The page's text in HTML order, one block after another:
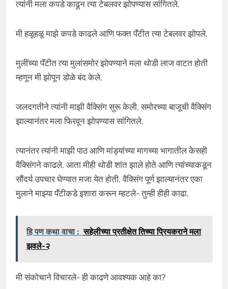
त्यांनी मला कपडे काढून त्या टेबलवर झोपण्यास सांगितले.
मी हळूहळू माझे कपडे काढले आणि फक्त पॅंटीत त्या टेबलवर झोपले.
मुलींच्या पॅंटीत त्या मुलांसमोर झोपण्याने मला थोडी लाज वाटत होती
म्हणून मी झोपून डोळे बंद केले.
जलदगतीने त्यांनी माझी वैक्सिंग सुरू केली. समोरच्या बाजूची वैक्सिंग
झाल्यानंतर मला फिरवून झोपण्यास सांगितले.
त्यानंतर त्यांनी माझी पाठ आणि मांड्यांच्या मागच्या भागातील केसही
वैक्सिंगने काढले. आता मीही थोडी शांत झाले होते आणि त्यांच्याकडून
सौंदर्य उपचार घेण्यात मजा येत होती. वैक्सिंग पूर्ण झाल्यानंतर एका
मुलाने माझ्या पॅंटीकडे इशारा करून म्हटले- तुम्ही हीही काढा.
हि पण कथा वाचा : सहेलीच्या प्रतीक्षेत तिच्या प्रियकराने मला
झवले-२
मी संकोचाने विचारले- ही काढणे आवश्यक आहे का?